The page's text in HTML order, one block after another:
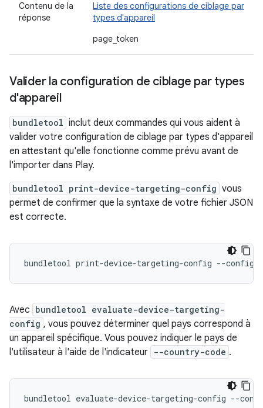
Contenu de la
réponse
Liste des configurations de ciblage par
types d'appareil
page_token
Valider la configuration de ciblage par types
d'appareil
bundletool inclut deux commandes qui vous aident à
valider votre configuration de ciblage par types d'appareil
en attestant qu'elle fonctionne comme prévu avant de
l'importer dans Play.
bundletool print-device-targeting-config vous
permet de confirmer que la syntaxe de votre fichier JSON
est correcte.
Avec bundletool evaluate-device-targeting-
config , vous pouvez déterminer quel pays correspond à
un appareil spécifique. Vous pouvez indiquer le pays de
l'utilisateur à l'aide de l'indicateur --country-code .